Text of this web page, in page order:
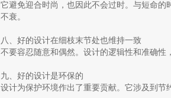
它避免迎合时尚，也因此不会过时。与短命
不衰。
八、好的设计在细枝末节处也维持一致
不要容忍随意和偶然。设计的逻辑性和准确性
九、好的设计是环保的
设计为保护环境作出了重要贡献。它涉及到节